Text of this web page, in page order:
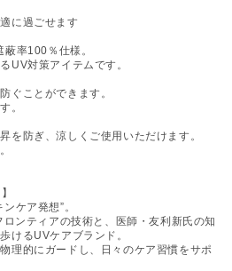
に過ごせます
率100％仕様。
UV対策アイテムです。
ぐことができます。
。
を防ぎ、涼しくご使用いただけます。
ケア発想”。
ンティアの技術と、医師・友利新氏の知
けるUVケアブランド。
理的にガードし、日々のケア習慣をサポ